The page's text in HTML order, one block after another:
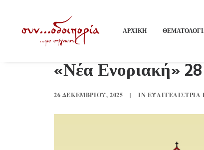
ΑΡΧΙΚΗ
«Νέα Ενοριακή»
26 ΔΕΚΕΜΒΡΊΟΥ, 2025 | IN ΕΥΑΓΓΕΛΊΣΤΡΙΑ